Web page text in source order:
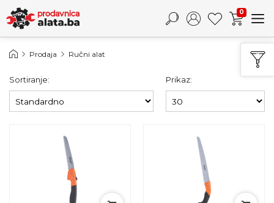
0
Prodaja Ručni alat
Sortiranje: Prikaz: